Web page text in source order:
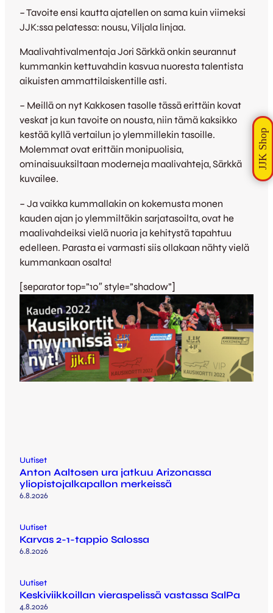
– Tavoite ensi kautta ajatellen on sama kuin viimeksi
JJK:ssa pelatessa: nousu, Viljala linjaa.
Maalivahtivalmentaja Jori Särkkä onkin seurannut
kummankin kettuvahdin kasvua nuoresta talentista
aikuisten ammattilaiskentille asti.
– Meillä on nyt Kakkosen tasolle tässä erittäin kovat
veskat ja kun tavoite on nousta, niin tämä kaksikko
kestää kyllä vertailun jo ylemmillekin tasoille.
Molemmat ovat erittäin monipuolisia,
ominaisuuksiltaan moderneja maalivahteja, Särkkä
kuvailee.
– Ja vaikka kummallakin on kokemusta monen
kauden ajan jo ylemmiltäkin sarjatasoilta, ovat he
maalivahdeiksi vielä nuoria ja kehitystä tapahtuu
edelleen. Parasta ei varmasti siis ollakaan nähty vielä
kummankaan osalta!
[separator top=”10″ style=”shadow”]
Uutiset
Anton Aaltosen ura jatkuu Arizonassa
yliopistojalkapallon merkeissä
6.8.2026
Uutiset
Karvas 2-1-tappio Salossa
6.8.2026
Uutiset
Keskiviikkoillan vieraspelissä vastassa SalPa
4.8.2026